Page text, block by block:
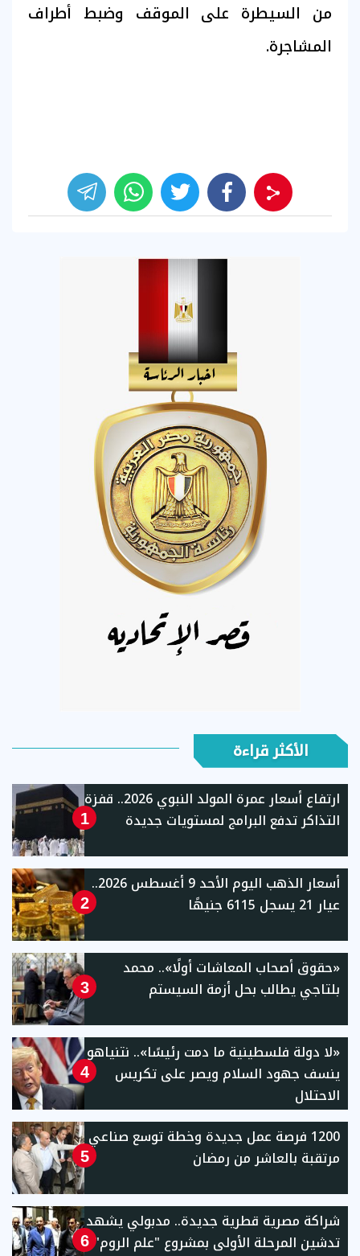
من السيطرة على الموقف وضبط أطراف
المشاجرة.
الأكثر قراءة
1
ارتفاع أسعار عمرة المولد النبوي 2026.. قفزة
التذاكر تدفع البرامج لمستويات جديدة
2
أسعار الذهب اليوم الأحد 9 أغسطس 2026..
عيار 21 يسجل 6115 جنيهًا
3
«حقوق أصحاب المعاشات أولًا».. محمد
بلتاجي يطالب بحل أزمة السيستم
4
«لا دولة فلسطينية ما دمت رئيسًا».. نتنياهو
ينسف جهود السلام ويصر على تكريس
الاحتلال
5
1200 فرصة عمل جديدة وخطة توسع صناعي
مرتقبة بالعاشر من رمضان
6
شراكة مصرية قطرية جديدة.. مدبولي يشهد
تدشين المرحلة الأولى بمشروع "علم الروم"